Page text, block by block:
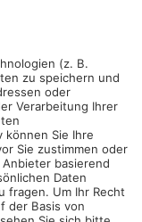
in Babenhausen
Milliarden-Auftrag
eines
Konzern heute
Autokonzern es
nicht.